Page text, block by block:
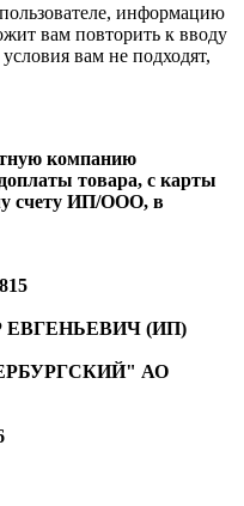
информацию
вам повторить к вводу
вам не подходят,
компанию
товара, с карты
счету ИП/ООО, в
ЕВГЕНЬЕВИЧ (ИП)
АО